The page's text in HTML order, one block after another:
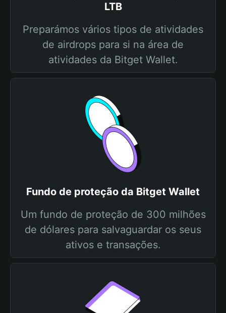
LTB
Preparámos vários tipos de atividades
de airdrops para si na área de
atividades da Bitget Wallet.
Fundo de proteção da Bitget Wallet
Um fundo de proteção de 300 milhões
de dólares para salvaguardar os seus
ativos e transações.